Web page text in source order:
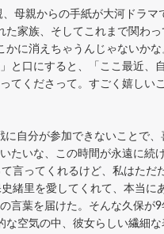
母親からの手紙が大河ドラマ
家族、そしてこれまで関わっ
に消えちゃうんじゃないかな
と口にすると、「ここ最近、
てくださって。すごく嬉しい
自分が参加できないことで、
たいな、この時間が永遠に続
言ってくれるけど、私はただ
緒里を愛してくれて、本当に
言葉を届けた。そんな久保が
空気の中、彼女らしい繊細な